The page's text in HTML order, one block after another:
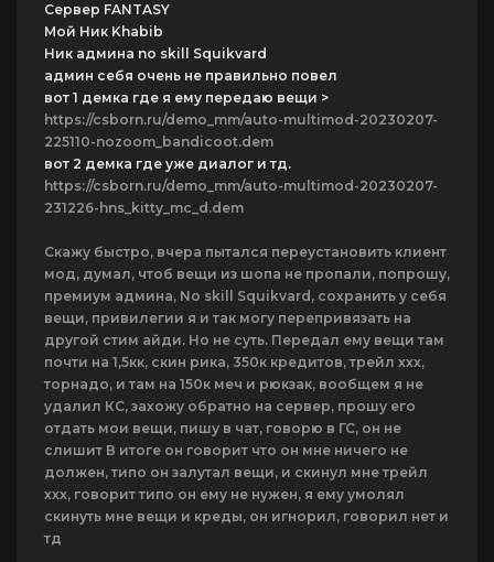
Сервер FANTASY
Мой Ник Khabib
Ник админа no skill Squikvard
админ себя очень не правильно повел
вот 1 демка где я ему передаю вещи >
https://csborn.ru/demo_mm/auto-multimod-20230207-
225110-nozoom_bandicoot.dem
вот 2 демка где уже диалог и тд.
https://csborn.ru/demo_mm/auto-multimod-20230207-
231226-hns_kitty_mc_d.dem
Скажу быстро, вчера пытался переустановить клиент
мод, думал, чтоб вещи из шопа не пропали, попрошу,
премиум админа, No skill Squikvard, сохранить у себя
вещи, привилегии я и так могу перепривязать на
другой стим айди. Но не суть. Передал ему вещи там
почти на 1,5кк, скин рика, 350к кредитов, трейл ххх,
торнадо, и там на 150к меч и рюкзак, вообщем я не
удалил КС, захожу обратно на сервер, прошу его
отдать мои вещи, пишу в чат, говорю в ГС, он не
слишит В итоге он говорит что он мне ничего не
должен, типо он залутал вещи, и скинул мне трейл
ххх, говорит типо он ему не нужен, я ему умолял
скинуть мне вещи и креды, он игнорил, говорил нет и
тд